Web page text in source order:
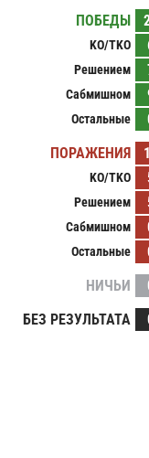
ПОБЕДЫ
KO/TKO
Решением
Сабмишном
Остальные
ПОРАЖЕНИЯ
KO/TKO
Решением
Сабмишном
Остальные
НИЧЬИ
БЕЗ РЕЗУЛЬТАТА